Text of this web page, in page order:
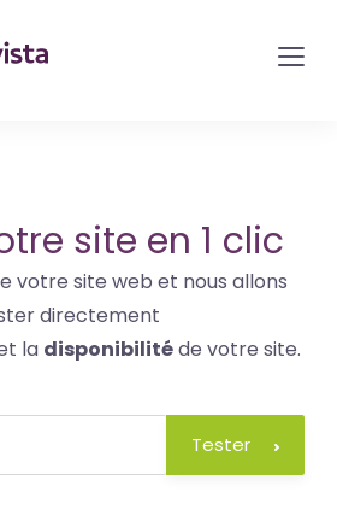
site en 1 clic
votre site web et nous allons
directement
la disponibilitéde votre site.
Tester